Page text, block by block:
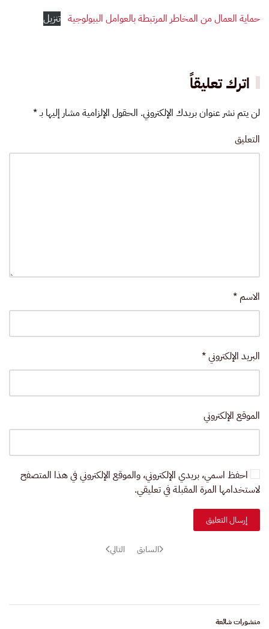
حماية العمال من المخاطر المرتبطة بالعوامل البيولوجية تنزيل
اترك تعليقاً
لن يتم نشر عنوان بريدك الإلكتروني. الحقول الإلزامية مشار إليها بـ*
التعليق
الاسم *
البريد الإلكتروني*
الموقع الإلكتروني
احفظ اسمي، بريدي الإلكتروني، والموقع الإلكتروني في هذا المتصفح
لاستخدامها المرة المقبلة في تعليقي.
إرسال التعليق
السابق التالي
منشورات شائعة